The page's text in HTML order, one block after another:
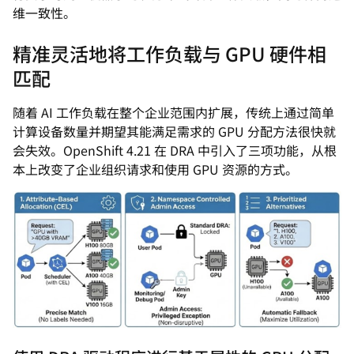
维一致性。
精准灵活地将工作负载与 GPU 硬件相
匹配
随着 AI 工作负载在整个企业范围内扩展，传统上通过简单
计算设备数量并期望其能满足需求的 GPU 分配方法很快就
会失效。OpenShift 4.21 在 DRA 中引入了三项功能，从根
本上改变了企业组织请求和使用 GPU 资源的方式。